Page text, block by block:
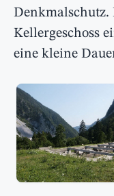
Denkmalschutz.
Kellergeschoss
eine kleine